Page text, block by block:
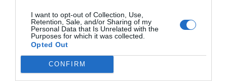
I want to opt-out of Collection, Use,
Retention, Sale, and/or Sharing of my
Personal Data that Is Unrelated with the
Purposes for which it was collected.
Opted Out
CONFIRM
Τέλος οι αλυσίδες για τα χιόνια -Η νέα λύση που σταματά την
ταλαιπωρία των οδηγών